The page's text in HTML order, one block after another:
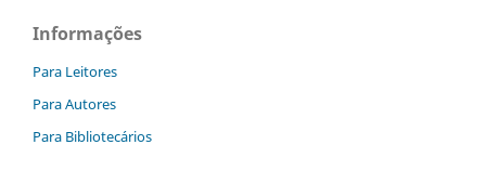
Informações
Para Leitores
Para Autores
Para Bibliotecários